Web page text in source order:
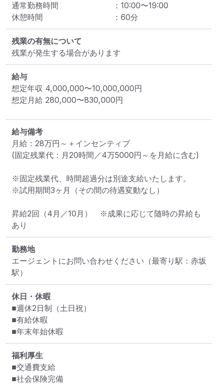
通常勤務時間
： 10:00〜19:00
休憩時間
： 60分
残業の有無について
残業が発生する場合があります
給与
想定年収 4,000,000〜10,000,000円
想定月給 280,000〜830,000円
給与備考
月給：28万円～＋インセンティブ
(固定残業代：月20時間／4万5000円～を月給に含む)
※固定残業代、時間超過分は別途支給いたします。
※試用期間3ヶ月（その間の待遇変動なし）
昇給2回（4月／10月）　※成果に応じて随時の昇給も
あり
勤務地
エージェントにお問い合わせください （最寄り駅：赤坂
駅）
休日・休暇
■週休2日制（土日祝）
■有給休暇
■年末年始休暇
福利厚生
■交通費支給
■社会保険完備